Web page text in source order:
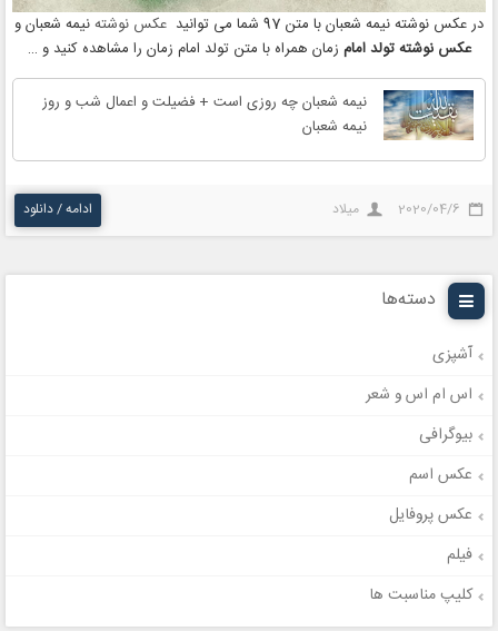
در عکس نوشته نیمه شعبان با متن 97 شما می توانید عکس نوشته نیمه شعبان و
عکس نوشته تولد امام زمان همراه با متن تولد امام زمان را مشاهده کنید و …
نیمه شعبان چه روزی است + فضیلت و اعمال شب و روز
نیمه شعبان
2020/04/6 میلاد ادامه / دانلود
دسته‌ها
آشپزی
اس ام اس و شعر
بیوگرافی
عکس اسم
عکس پروفایل
فیلم
کلیپ مناسبت ها